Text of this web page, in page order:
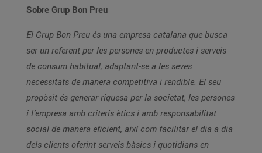
Sobre Grup Bon Preu
El Grup Bon Preu és una empresa catalana que busca
ser un referent per les persones en productes i serveis
de consum habitual, adaptant-se a les seves
necessitats de manera competitiva i rendible. El seu
propòsit és generar riquesa per la societat, les persones
i l’empresa amb criteris ètics i amb responsabilitat
social de manera eficient, així com facilitar el dia a dia
dels clients oferint serveis bàsics i quotidians en